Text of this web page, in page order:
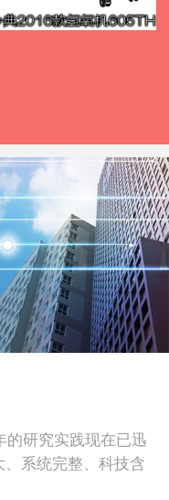
的研究实践现在已迅
系统完整、科技含